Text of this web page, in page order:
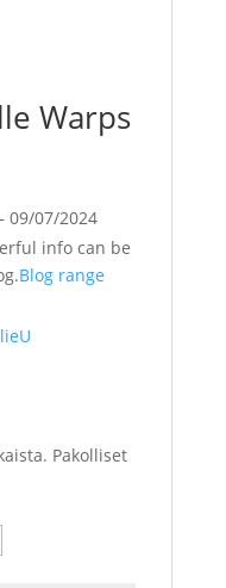
Warps
09/07/2024
info can be
Blog range
Pakolliset